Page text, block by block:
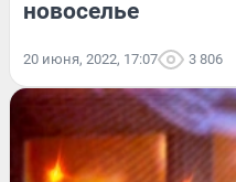
новоселье
20 июня, 2022, 17:07 3 806